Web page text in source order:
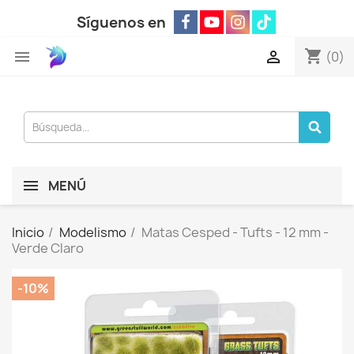
Síguenos en
 shopping_cart (0)

MENÚ
Inicio Modelismo
Matas Cesped - Tufts - 12 mm -
Verde Claro
-10%